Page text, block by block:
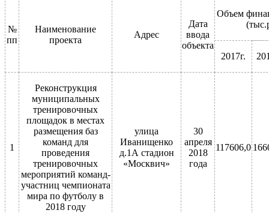
№
пп
Наименование
проекта
Адрес
Дата
ввода
объекта
Объем
2017г.
1
Реконструкция
муниципальных
тренировочных
площадок в местах
размещения баз
команд для
проведения
тренировочных
мероприятий команд-
участниц чемпионата
мира по футболу в
2018 году
улица
Иванищенко
д.1А стадион
«Москвич»
30
апреля
2018
года
117606,0